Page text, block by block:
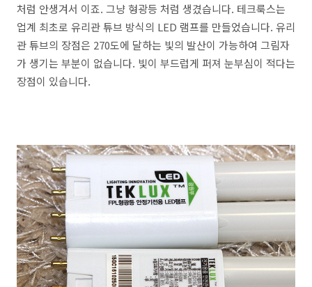
처럼 안생겨서 이죠. 그냥 형광등 처럼 생겼습니다. 테크룩스는
업계 최초로 유리관 튜브 방식의 LED 램프를 만들었습니다. 유리
관 튜브의 장점은 270도에 달하는 빛의 발산이 가능하여 그림자
가 생기는 부분이 없습니다. 빛이 부드럽게 퍼져 눈부심이 적다는
장점이 있습니다.